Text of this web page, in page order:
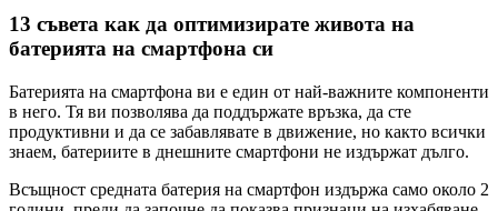
13 съвета как да оптимизирате живота на
батерията на смартфона си
Батерията на смартфона ви е един от най-важните компоненти
в него. Тя ви позволява да поддържате връзка, да сте
продуктивни и да се забавлявате в движение, но както всички
знаем, батериите в днешните смартфони не издържат дълго.
Всъщност средната батерия на смартфон издържа само около 2